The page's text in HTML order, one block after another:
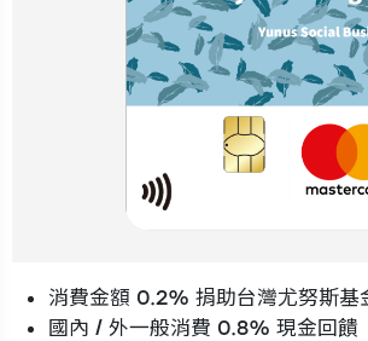
消費金額 0.2% 捐助台灣尤努斯基
國內 / 外一般消費 0.8% 現金回饋